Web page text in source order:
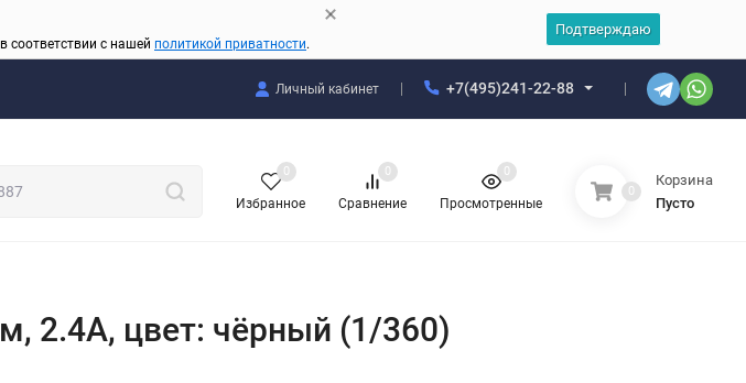
соответствии с нашей политикой приватности.
Подтверждаю
Личный кабинет +7(495)241-22-88
Избранное
0
Сравнение
0
Просмотренные
0
0
Корзина
Пусто
2.4A, цвет: чёрный (1/360)